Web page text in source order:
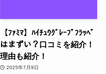
【ﾌｧﾐﾏ】ﾊｲﾁｭｳｸﾞﾚｰﾌﾟﾌﾗｯﾍﾟ
はまずい？口コミを紹介！
理由も紹介！
2025年7月9日